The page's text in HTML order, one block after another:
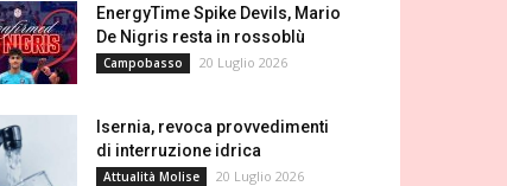
EnergyTime Spike Devils, Mario
De Nigris resta in rossoblù
Campobasso 20 Luglio 2026
Isernia, revoca provvedimenti
di interruzione idrica
Attualità Molise 20 Luglio 2026